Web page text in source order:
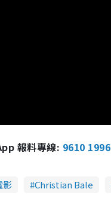
報料專線: 9610 1996
影 Christian Bale